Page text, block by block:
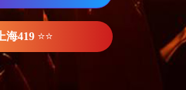
上海419 ⭐⭐